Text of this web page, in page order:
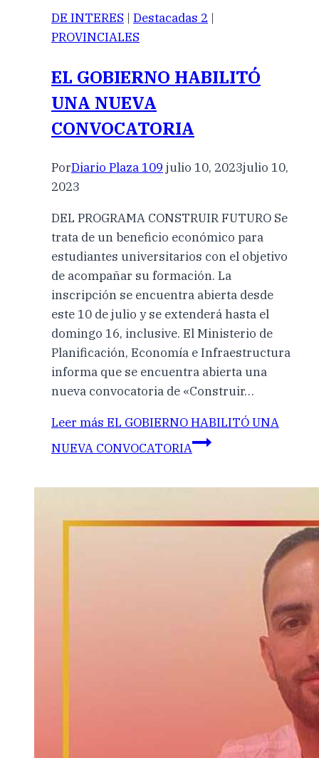
DE INTERES | Destacadas 2 |
PROVINCIALES
EL GOBIERNO HABILITÓ
UNA NUEVA
CONVOCATORIA
PorDiario Plaza 109 julio 10, 2023julio 10,
2023
DEL PROGRAMA CONSTRUIR FUTURO Se
trata de un beneficio económico para
estudiantes universitarios con el objetivo
de acompañar su formación. La
inscripción se encuentra abierta desde
este 10 de julio y se extenderá hasta el
domingo 16, inclusive. El Ministerio de
Planificación, Economía e Infraestructura
informa que se encuentra abierta una
nueva convocatoria de «Construir…
Leer más EL GOBIERNO HABILITÓ UNA
NUEVA CONVOCATORIA